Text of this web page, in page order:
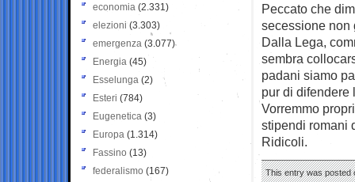
Peccato che
secessione non
Dalla Lega,
sembra
padani siamo
pur di difendere
Vorremmo
stipendi romani
Ridicoli.
This entry was posted
economia (2.331)
elezioni (3.303)
emergenza (3.077)
Energia (45)
Esselunga (2)
Esteri (784)
Eugenetica (3)
Europa (1.314)
Fassino (13)
federalismo (167)